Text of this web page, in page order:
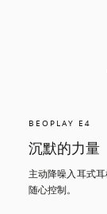
BEOPLAY E4
沉默的力量
主动降噪入耳式
随心控制。